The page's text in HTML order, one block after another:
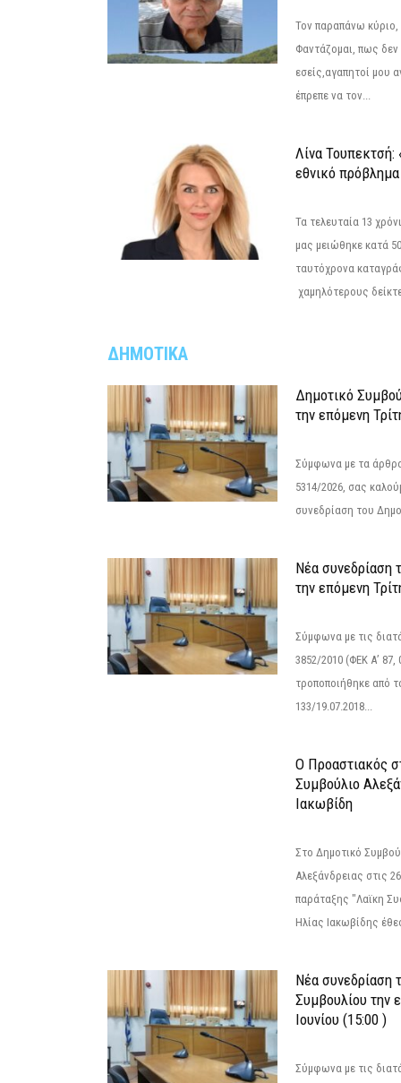
Τον παραπάνω
Φαντάζομαι, πως δεν
εσείς,αγαπητοί μου
έπρεπε να τον...
Λίνα Τουπεκτσή:
εθνικό πρόβλημα
Τα τελευταία 13
μας μειώθηκε κατά
ταυτόχρονα
χαμηλότερους
ΔΗΜΟΤΙΚΑ
Δημοτικό
την επόμενη
Σύμφωνα με τα
5314/2026, σας
συνεδρίαση του
Νέα συνεδρίαση
την επόμενη
Σύμφωνα με τις
3852/2010 (ΦΕΚ Α’ 87,
τροποποιήθηκε από
133/19.07.2018...
Ο Προαστιακός
Συμβούλιο
Ιακωβίδη
Στο Δημοτικό
Αλεξάνδρειας στις
παράταξης "Λαϊκη
Ηλίας Ιακωβίδης
Νέα συνεδρίαση
Συμβουλίου την
Ιουνίου (15:00 )
Σύμφωνα με τις